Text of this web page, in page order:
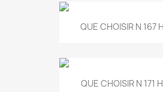
QUE CHOISIR N 167
QUE CHOISIR N 171